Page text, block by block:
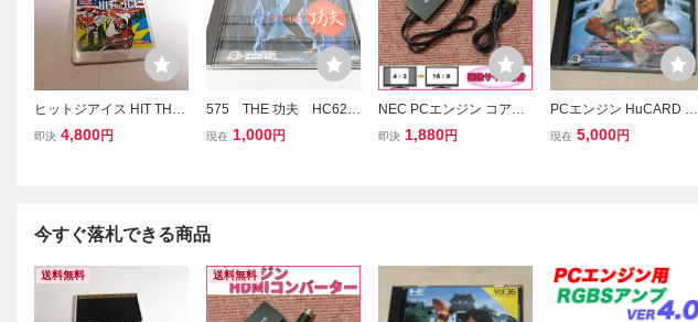
ヒットジアイス HIT THE I
CE PCエンジン ゲームソ
即決 4,800円
575 THE 功夫 HC620
01 ハドソン PCエンジ
現在 1,000円
NEC PCエンジン コアグ
ラフィックス DUO 用 HD
即決 1,880円
PCエンジン HuCARD ジ
ャッキーチェン 成龍 Vol.
現在 5,000円
今すぐ落札できる商品
送料無料 送料無料